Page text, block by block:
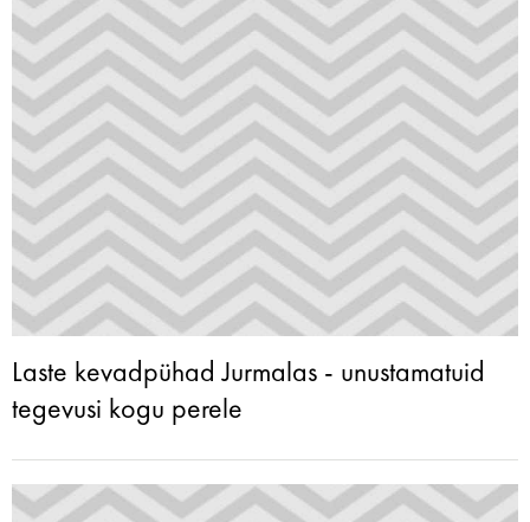
Laste kevadpühad Jurmalas - unustamatuid
tegevusi kogu perele